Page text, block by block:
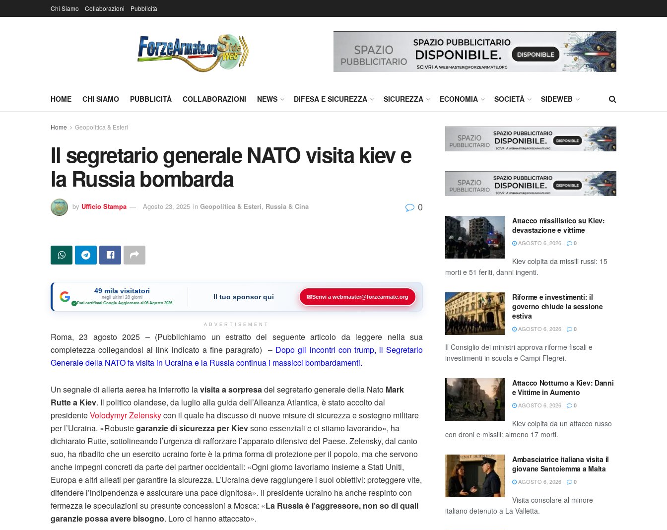
Chi Siamo Collaborazioni Pubblicità
HOME CHI SIAMO PUBBLICITÀ COLLABORAZIONI NEWS DIFESA E SICUREZZA SICUREZZA ECONOMIA SOCIETÀ SIDEWEB
Home Geopolitica & Esteri
Il segretario generale NATO visita kiev e
la Russia bombarda
by Ufficio Stampa Agosto 23, 2025 in Geopolitica & Esteri, Russia & Cina 0
49 mila visitatori
negli ultimi 28 giorni
✓ Dati certificati Google·Aggiornato al 06 Agosto 2026
Il tuo sponsor qui ✉Scrivi a webmaster@forzearmate.org
ADVERTISEMENT
Roma, 23 agosto 2025 – (Pubblichiamo un estratto del seguente articolo da leggere nella sua
completezza collegandosi al link indicato a fine paragrafo) – Dopo gli incontri con trump, il Segretario
Generale della NATO fa visita in Ucraina e la Russia continua i massicci bombardamenti.
Un segnale di allerta aerea ha interrotto lavisita a sorpresadel segretario generale della Nato Mark
Rutte a Kiev. Il politico olandese, da luglio alla guida dell’Alleanza Atlantica, è stato accolto dal
presidenteVolodymyr Zelenskycon il quale ha discusso di nuove misure di sicurezza e sostegno militare
per l’Ucraina. «Robustegaranzie di sicurezza per Kievsono essenziali e ci stiamo lavorando», ha
dichiarato Rutte, sottolineando l’urgenza di rafforzare l’apparato difensivo del Paese. Zelensky, dal canto
suo, ha ribadito che un esercito ucraino forte è la prima forma di protezione per il popolo, ma che servono
anche impegni concreti da parte dei partner occidentali: «Ogni giorno lavoriamo insieme a Stati Uniti,
Europa e altri alleati per garantire la sicurezza. L’Ucraina deve raggiungere i suoi obiettivi: proteggere vite,
difendere l’indipendenza e assicurare una pace dignitosa». Il presidente ucraino ha anche respinto con
fermezza le speculazioni su presunte concessioni a Mosca: «La Russia è l’aggressore, non so di quali
garanzie possa avere bisogno. Loro ci hanno attaccato».
Attacco missilistico su Kiev:
devastazione e vittime
AGOSTO 6, 2026 0
Kiev colpita da missili russi: 15
morti e 51 feriti, danni ingenti.
Riforme e investimenti: il
governo chiude la sessione
estiva
AGOSTO 6, 2026 0
Il Consiglio dei ministri approva riforme fiscali e
investimenti in scuola e Campi Flegrei.
Attacco Notturno a Kiev: Danni
e Vittime in Aumento
AGOSTO 6, 2026 0
Kiev colpita da un attacco russo
con droni e missili: almeno 17 morti.
Ambasciatrice italiana visita il
giovane Santoiemma a Malta
AGOSTO 6, 2026 0
Visita consolare al minore
italiano detenuto a La Valletta.